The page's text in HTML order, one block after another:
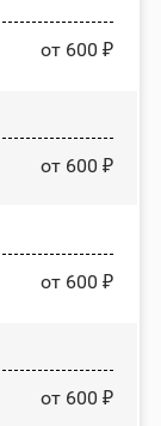
от 600 ₽
от 600 ₽
от 600 ₽
от 600 ₽